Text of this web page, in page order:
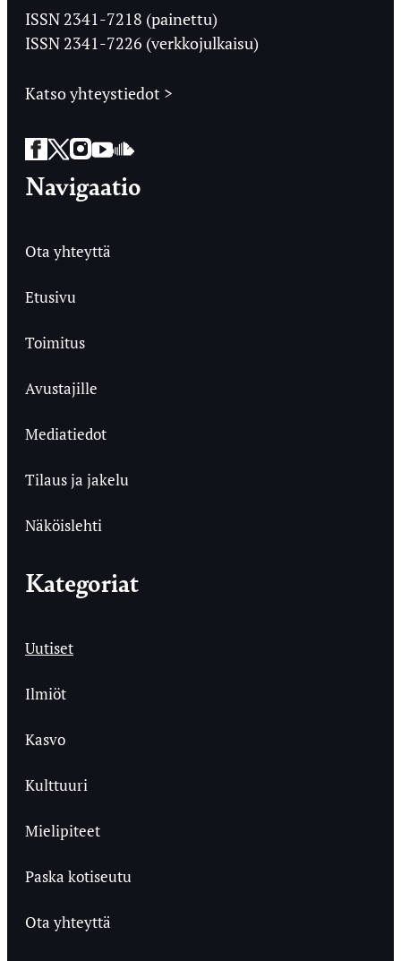
Ylioppilaslehti
ISSN 2341-7218 (painettu)
ISSN 2341-7226 (verkkojulkaisu)
Katso yhteystiedot >
Facebook
Twitter
Instagram
YouTube
SoundCloud
Navigaatio
Ota yhteyttä
Etusivu
Toimitus
Avustajille
Mediatiedot
Tilaus ja jakelu
Näköislehti
Kategoriat
Uutiset
Ilmiöt
Kasvo
Kulttuuri
Mielipiteet
Paska kotiseutu
Ota yhteyttä